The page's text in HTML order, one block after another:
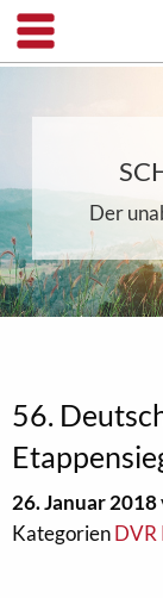
Der
56.
26. Januar 2018
KategorienDVR